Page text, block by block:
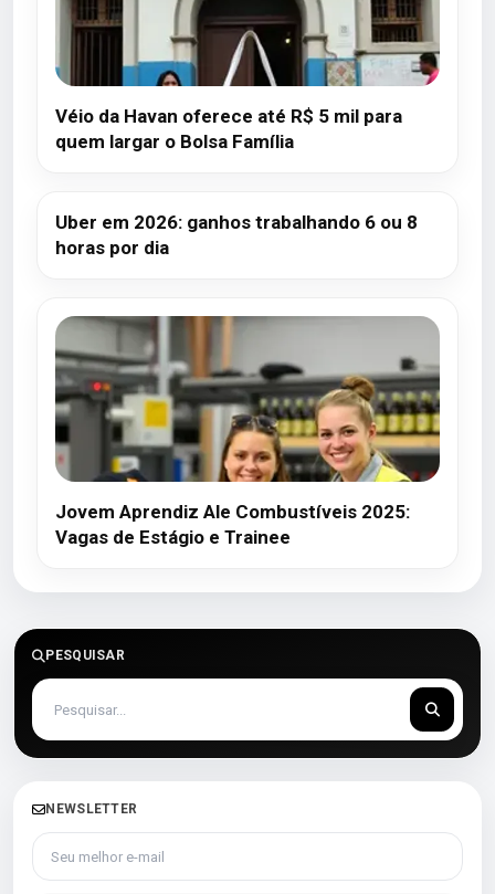
Véio da Havan oferece até R$ 5 mil para
quem largar o Bolsa Família
Uber em 2026: ganhos trabalhando 6 ou 8
horas por dia
Jovem Aprendiz Ale Combustíveis 2025:
Vagas de Estágio e Trainee
PESQUISAR
NEWSLETTER
Seu melhor e-mail